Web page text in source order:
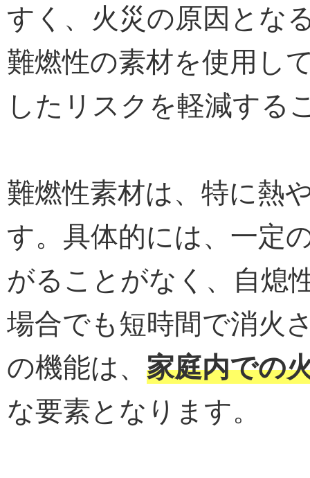
すく、火災の原因とな
難燃性の素材を使用し
したリスクを軽減する
難燃性素材は、特に熱
す。具体的には、一定
がることがなく、自熄
場合でも短時間で消火
の機能は、 家庭内での
な要素となります。